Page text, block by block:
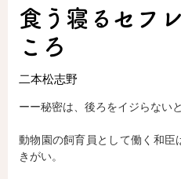
リキュ
食う寝るセフ
ころ
二本松志野
ーー秘密は、後ろをイジらない
動物園の飼育員として働く和臣
きがい。